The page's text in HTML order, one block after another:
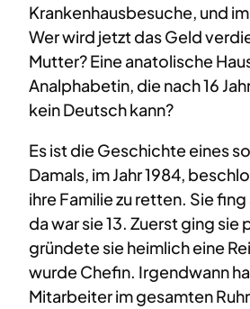
Krankenhausbesuche, und
Wer wird jetzt das Geld
Mutter? Eine anatolische
Analphabetin, die nach 16
kein Deutsch kann?
Es ist die Geschichte eines
Damals, im Jahr 1984,
ihre Familie zu retten. Sie
da war sie 13. Zuerst ging sie
gründete sie heimlich eine
wurde Chefin. Irgendwann
Mitarbeiter im gesamten